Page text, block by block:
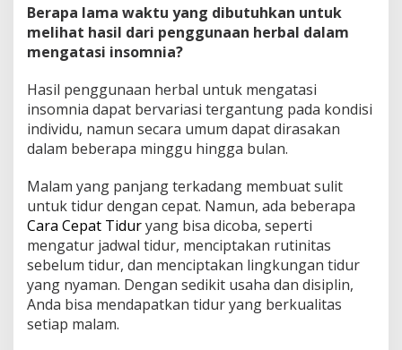
Berapa lama waktu yang dibutuhkan untuk
melihat hasil dari penggunaan herbal dalam
mengatasi insomnia?
Hasil penggunaan herbal untuk mengatasi
insomnia dapat bervariasi tergantung pada kondisi
individu, namun secara umum dapat dirasakan
dalam beberapa minggu hingga bulan.
Malam yang panjang terkadang membuat sulit
untuk tidur dengan cepat. Namun, ada beberapa
Cara Cepat Tiduryang bisa dicoba, seperti
mengatur jadwal tidur, menciptakan rutinitas
sebelum tidur, dan menciptakan lingkungan tidur
yang nyaman. Dengan sedikit usaha dan disiplin,
Anda bisa mendapatkan tidur yang berkualitas
setiap malam.